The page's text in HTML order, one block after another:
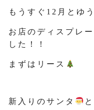
もうすぐ12月とゆ
お店のディスプレ
した！！
まずはリース
新入りのサンタ